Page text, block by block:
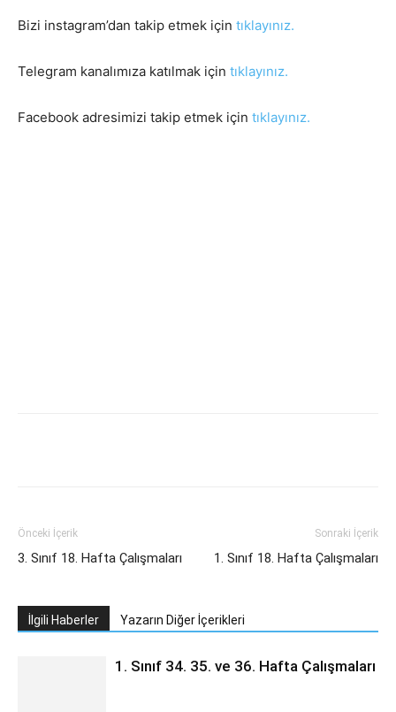
Bizi instagram’dan takip etmek için tıklayınız.
Telegram kanalımıza katılmak için tıklayınız.
Facebook adresimizi takip etmek için tıklayınız.
Önceki İçerik
3. Sınıf 18. Hafta Çalışmaları
Sonraki İçerik
1. Sınıf 18. Hafta Çalışmaları
İlgili Haberler Yazarın Diğer İçerikleri
1. Sınıf 34. 35. ve 36. Hafta Çalışmaları